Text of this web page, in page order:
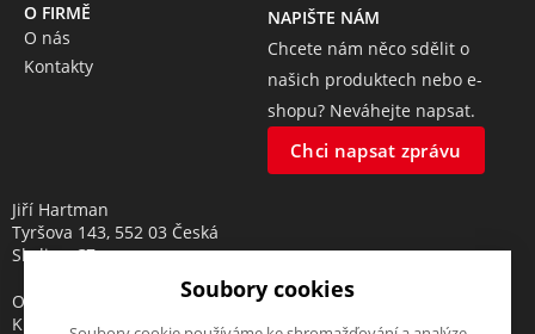
O FIRMĚ
O nás
Kontakty
NAPIŠTE NÁM
Chcete nám něco sdělit o
našich produktech nebo e-
shopu? Neváhejte napsat.
Chci napsat zprávu
Jiří Hartman
Tyršova 143, 552 03 Česká
Skalice, CZ
Obchodní rejstřík vedený u
Krajského soudu v Hradci
Soubory cookies